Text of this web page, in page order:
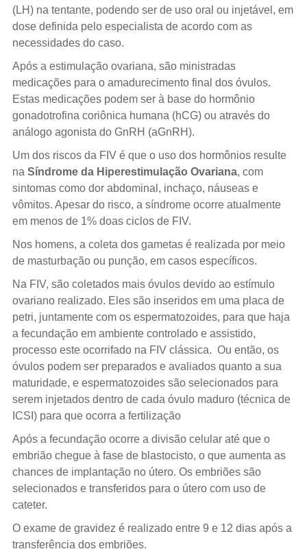
(LH) na tentante, podendo ser de uso oral ou injetável, em
dose definida pelo especialista de acordo com as
necessidades do caso.
Após a estimulação ovariana, são ministradas
medicações para o amadurecimento final dos óvulos.
Estas medicações podem ser à base do hormônio
gonadotrofina coriônica humana (hCG) ou através do
análogo agonista do GnRH (aGnRH).
Um dos riscos da FIV é que o uso dos hormônios resulte
na Síndrome da Hiperestimulação Ovariana, com
sintomas como dor abdominal, inchaço, náuseas e
vômitos. Apesar do risco, a síndrome ocorre atualmente
em menos de 1% doas ciclos de FIV.
Nos homens, a coleta dos gametas é realizada por meio
de masturbação ou punção, em casos específicos.
Na FIV, são coletados mais óvulos devido ao estímulo
ovariano realizado. Eles são inseridos em uma placa de
petri, juntamente com os espermatozoides, para que haja
a fecundação em ambiente controlado e assistido,
processo este ocorrifado na FIV clássica. Ou então, os
óvulos podem ser preparados e avaliados quanto a sua
maturidade, e espermatozoides são selecionados para
serem injetados dentro de cada óvulo maduro (técnica de
ICSI) para que ocorra a fertilização
Após a fecundação ocorre a divisão celular até que o
embrião chegue à fase de blastocisto, o que aumenta as
chances de implantação no útero. Os embriões são
selecionados e transferidos para o útero com uso de
cateter.
O exame de gravidez é realizado entre 9 e 12 dias após a
transferência dos embriões.